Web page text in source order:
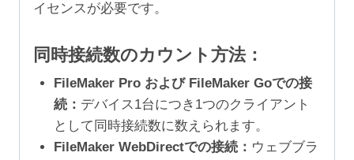
イセンスが必要です。
同時接続数のカウント方法：
FileMaker Pro および FileMaker Goでの接
続： デバイス1台につき1つのクライアント
として同時接続数に数えられます。
FileMaker WebDirectでの接続： ウェブブラ